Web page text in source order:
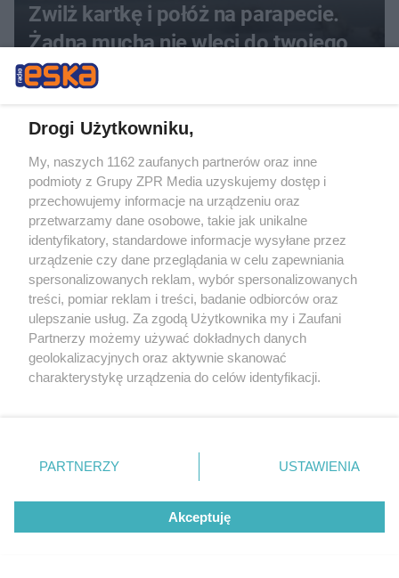
Zwilż kartkę i połóż na parapecie.
Żadna mucha nie wleci do twojego
domu
PIELĘGNACJA BORÓWKI
Zrób to po zebraniu borówek, a za
rok zbiory będą obfite
Drogi Użytkowniku,
My, naszych 1162 zaufanych partnerów oraz inne
podmioty z Grupy ZPR Media uzyskujemy dostęp i
przechowujemy informacje na urządzeniu oraz
przetwarzamy dane osobowe, takie jak unikalne
identyfikatory, standardowe informacje wysyłane przez
urządzenie czy dane przeglądania w celu zapewniania
spersonalizowanych reklam, wybór spersonalizowanych
treści, pomiar reklam i treści, badanie odbiorców oraz
ulepszanie usług. Za zgodą Użytkownika my i Zaufani
Partnerzy możemy używać dokładnych danych
geolokalizacyjnych oraz aktywnie skanować
charakterystykę urządzenia do celów identyfikacji.
zmienić/wycofać klikając przycisk ustawień prywatności
znajdujący się w lewym dolnym rogu strony
rodzaje przetwarzania danych nie wymagają zgody
użytkownika, ale masz prawo sprzeciwić się takiemu
przetwarzaniu. Preferencje będą miały zastosowanie tylko
PARTNERZY USTAWIENIA
Akceptuję